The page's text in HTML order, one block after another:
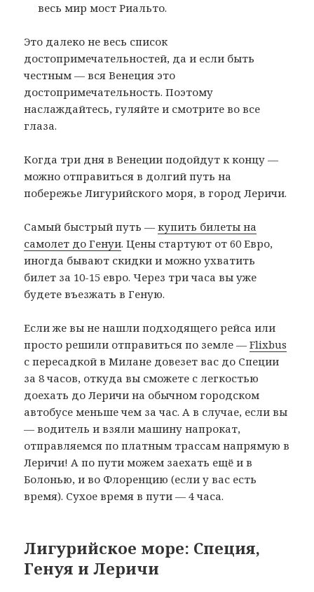
весь мир мост Риальто.
Это далеко не весь список
достопримечательностей, да и если быть
честным — вся Венеция это
достопримечательность. Поэтому
наслаждайтесь, гуляйте и смотрите во все
глаза.
Когда три дня в Венеции подойдут к концу —
можно отправиться в долгий путь на
побережье Лигурийского моря, в город Леричи.
Самый быстрый путь —купить билеты на
самолет до Генуи. Цены стартуют от 60 Евро,
иногда бывают скидки и можно ухватить
билет за 10-15 евро. Через три часа вы уже
будете въезжать в Геную.
Если же вы не нашли подходящего рейса или
просто решили отправиться по земле —Flixbus
с пересадкой в Милане довезет вас до Специи
за 8 часов, откуда вы сможете с легкостью
доехать до Леричи на обычном городском
автобусе меньше чем за час. А в случае, если вы
— водитель и взяли машину напрокат,
отправляемся по платным трассам напрямую в
Леричи! А по пути можем заехать ещё и в
Болонью, и во Флоренцию (если у вас есть
время). Сухое время в пути — 4 часа.
Лигурийское море: Специя,
Генуя и Леричи